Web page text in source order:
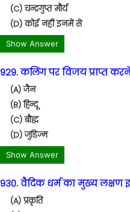
(C) चन्द्रगुप्त मौर्य
(D) कोई नहीं इनमें से
Show Answer
929. कलिंग पर विजय प्राप्त
(A) जैन
(B) हिन्दू
(C) बौद्ध
(D) जुडिज्म
Show Answer
930. वैदिक धर्म का मुख्य लक्षण
(A) प्रकृति